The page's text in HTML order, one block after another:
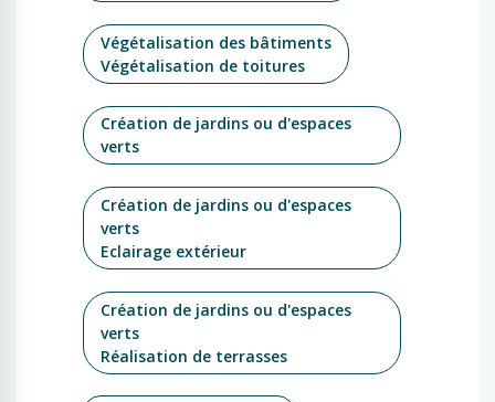
Végétalisation des bâtiments
Végétalisation de toitures
Création de jardins ou d'espaces
verts
Création de jardins ou d'espaces
verts
Eclairage extérieur
Création de jardins ou d'espaces
verts
Réalisation de terrasses